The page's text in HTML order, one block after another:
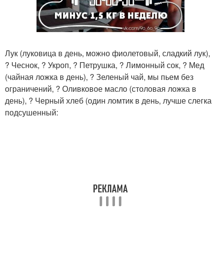
Лук (луковица в день, можно фиолетовый, сладкий лук),
? Чеснок, ? Укроп, ? Петрушка, ? Лимонный сок, ? Мед
(чайная ложка в день), ? Зеленый чай, мы пьем без
ограничений, ? Оливковое масло (столовая ложка в
день), ? Черный хлеб (один ломтик в день, лучше слегка
подсушенный: